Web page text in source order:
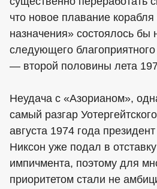
что новое плавание
назначения» состоялось бы
следующего благоприятного
— второй половины лета
Неудача с «Азорианом»,
самый разгар
августа 1974 года
Никсон уже подал в
импичмента, поэтому для
приоритетом стали не